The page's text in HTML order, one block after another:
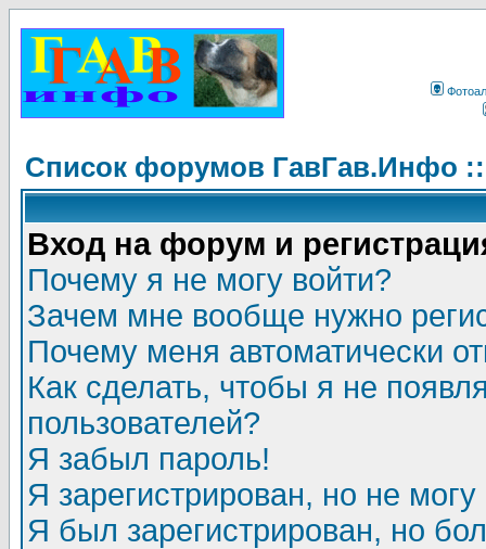
Список форумов ГавГав.Инфо
Вход на форум и
Почему я не могу войти?
Зачем мне вообще нужно
Почему меня автоматически
Как сделать, чтобы я не
пользователей?
Я забыл пароль!
Я зарегистрирован, но не могу
Я был зарегистрирован, но